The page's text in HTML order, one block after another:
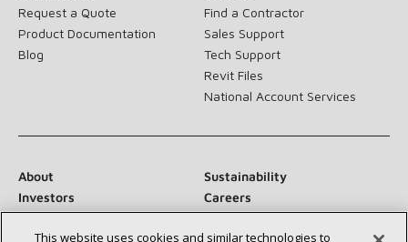
Request a Quote
Product Documentation
Blog
Find a Contractor
Sales Support
Tech Support
Revit Files
National Account Services
About
Sustainability
Investors
Careers
Suppliers
Contact Us
Newsroom
This website uses cookies and similar technologies to